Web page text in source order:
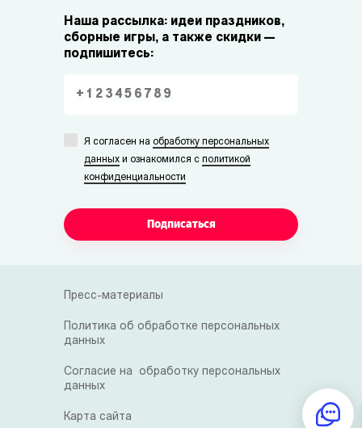
Наша рассылка: идеи праздников,
сборные игры, а также скидки —
подпишитесь:
Я согласен на обработку персональных
данных и ознакомился с политикой
конфиденциальности
Подписаться
Пресс-материалы
Политика об обработке персональных
данных
Согласие на обработку персональных
данных
Карта сайта